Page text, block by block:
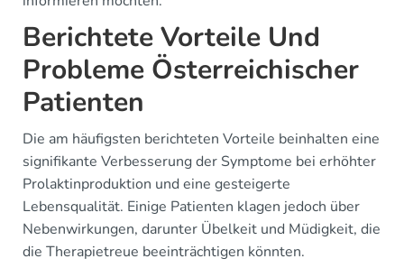
Berichtete Vorteile Und
Probleme Österreichischer
Patienten
Die am häufigsten berichteten Vorteile beinhalten eine
signifikante Verbesserung der Symptome bei erhöhter
Prolaktinproduktion und eine gesteigerte
Lebensqualität. Einige Patienten klagen jedoch über
Nebenwirkungen, darunter Übelkeit und Müdigkeit, die
die Therapietreue beeinträchtigen könnten.